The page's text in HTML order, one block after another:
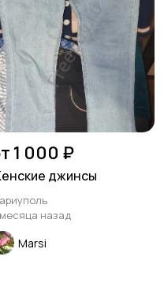
1 000 ₽
джинсы
назад
Marsi